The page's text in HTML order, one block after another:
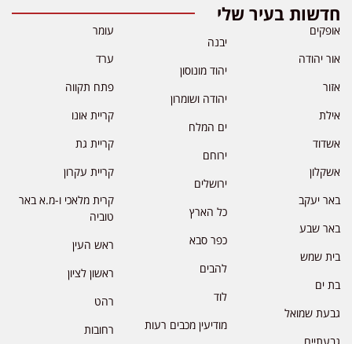
חדשות בעיר שלי
אופקים
אור יהודה
אזור
אילת
אשדוד
אשקלון
באר יעקב
באר שבע
בית שמש
בת ים
גבעת שמואל
גבעתיים
יבנה
יהוד מונוסון
יהודה ושומרון
ים המלח
ירוחם
ירושלים
כל הארץ
כפר סבא
להבים
לוד
מודיעין מכבים רעות
עומר
ערד
פתח תקווה
קריית אונו
קריית גת
קריית עקרון
קרית מלאכי ו-מ.א באר
טוביה
ראש העין
ראשון לציון
רהט
רחובות